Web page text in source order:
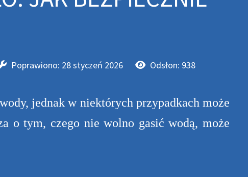
Poprawiono: 28 styczeń 2026 Odsłon: 938
jednak w niektórych przypadkach może
o tym, czego nie wolno gasić wodą, może